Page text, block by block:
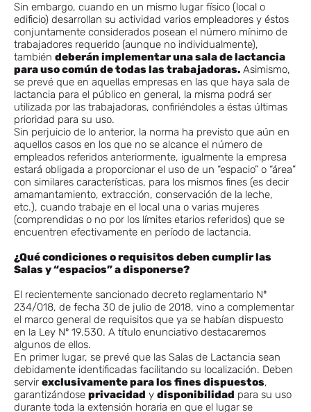
Sin embargo, cuando en un mismo lugar físico (local o
edificio) desarrollan su actividad varios empleadores y éstos
conjuntamente considerados posean el número mínimo de
trabajadores requerido (aunque no individualmente),
también deberán implementar una sala de lactancia
para uso común de todas las trabajadoras. Asimismo,
se prevé que en aquellas empresas en las que haya sala de
lactancia para el público en general, la misma podrá ser
utilizada por las trabajadoras, confiriéndoles a éstas últimas
prioridad para su uso.
Sin perjuicio de lo anterior, la norma ha previsto que aún en
aquellos casos en los que no se alcance el número de
empleados referidos anteriormente, igualmente la empresa
estará obligada a proporcionar el uso de un “espacio” o “área”
con similares características, para los mismos fines (es decir
amamantamiento, extracción, conservación de la leche,
etc.), cuando trabaje en el local una o varias mujeres
(comprendidas o no por los límites etarios referidos) que se
encuentren efectivamente en período de lactancia.
¿Qué condiciones o requisitos deben cumplir las
Salas y “espacios” a disponerse?
El recientemente sancionado decreto reglamentario Nº
234/018, de fecha 30 de julio de 2018, vino a complementar
el marco general de requisitos que ya se habían dispuesto
en la Ley Nº 19.530. A título enunciativo destacaremos
algunos de ellos.
En primer lugar, se prevé que las Salas de Lactancia sean
debidamente identificadas facilitando su localización. Deben
servir exclusivamente para los fines dispuestos,
garantizándose privacidad y disponibilidad para su uso
durante toda la extensión horaria en que el lugar se